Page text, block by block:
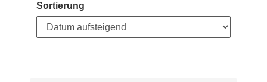
Sortierung